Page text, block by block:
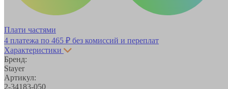
Плати частями
4 платежа по 465 ₽ без комиссий и переплат
Характеристики
Бренд:
Stayer
Артикул:
2-34183-050